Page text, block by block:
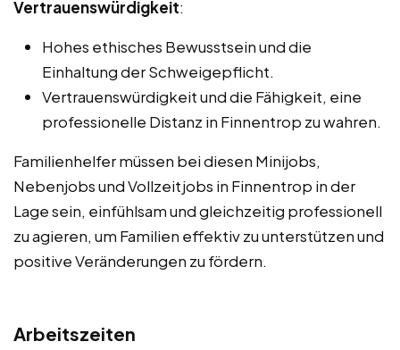
Vertrauenswürdigkeit:
Hohes ethisches Bewusstsein und die
Einhaltung der Schweigepflicht.
Vertrauenswürdigkeit und die Fähigkeit, eine
professionelle Distanz in Finnentrop zu wahren.
Familienhelfer müssen bei diesen Minijobs,
Nebenjobs und Vollzeitjobs in Finnentrop in der
Lage sein, einfühlsam und gleichzeitig professionell
zu agieren, um Familien effektiv zu unterstützen und
positive Veränderungen zu fördern.
Arbeitszeiten